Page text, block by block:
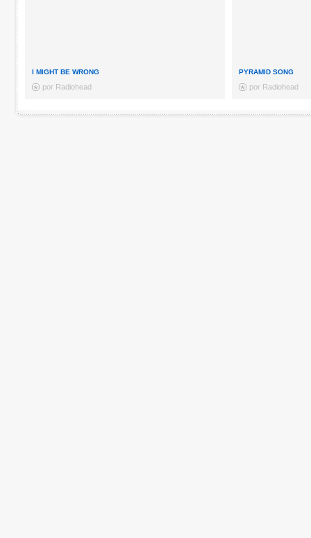
I MIGHT BE WRONG
por Radiohead
PYRAMID SONG
por Radiohead